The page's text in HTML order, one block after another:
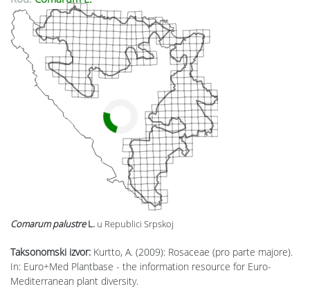
Taksonomski izvor: Kurtto, A. (2009): Rosaceae (pro parte majore).
In: Euro+Med Plantbase - the information resource for Euro-
Mediterranean plant diversity.
Comarum palustreL. u Republici Srpskoj